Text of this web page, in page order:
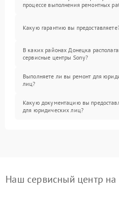
процессе выполнения ремонтных
Какую гарантию вы
В каких районах Донецка
сервисные центры Sony?
Выполняете ли вы ремонт для
лиц?
Какую документацию вы
для юридических лиц?
Наш сервисный центр